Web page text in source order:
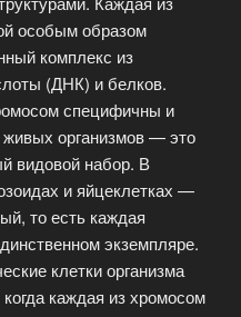
особым образом
комплекс из
(ДНК) и белков.
специфичны и
организмов — это
видовой набор. В
и яйцеклетках —
то есть каждая
экземпляре.
клетки организма
каждая из хромосом